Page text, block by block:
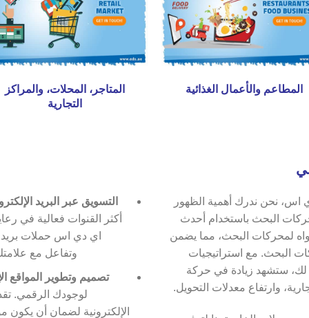
المطاعم والأعمال الغذائية
المتاجر، المحلات، والمراكز
التجارية
نحن ندرك أهمية الظهور
البحث باستخدام أحدث
لمحركات البحث، مما يضمن
البحث. مع استراتيجيات
ستشهد زيادة في حركة
وارتفاع معدلات التحويل.
التسويق عبر البريد
أكثر القنوات فعالية في
اي دي اس حملات
وتفاعل مع
تصميم وتطوير المواقع
لوجودك الرقمي.
الإلكترونية لضمان أن